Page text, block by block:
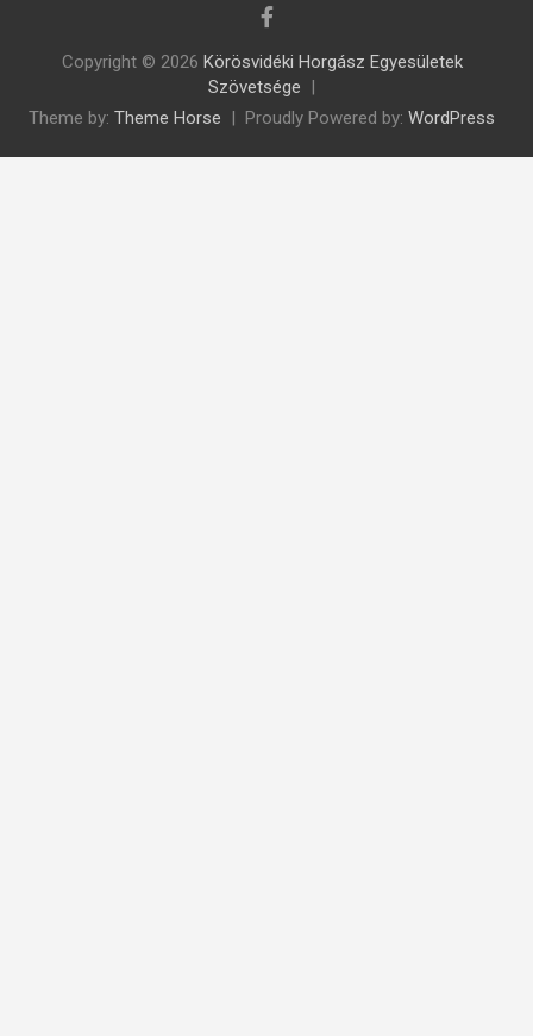
Copyright © 2026 Körösvidéki Horgász Egyesületek
Szövetsége
Theme by: Theme Horse Proudly Powered by: WordPress